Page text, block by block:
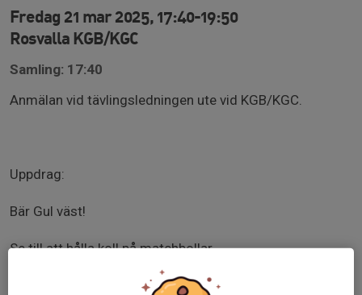
Fredag 21 mar 2025, 17:40-19:50
Rosvalla KGB/KGC
Samling: 17:40
Anmälan vid tävlingsledningen ute vid KGB/KGC.
Uppdrag:
Bär Gul väst!
Se till att hålla koll på matchbollar.
Ha koll på matchresultatet, rapportera eller ha dialog